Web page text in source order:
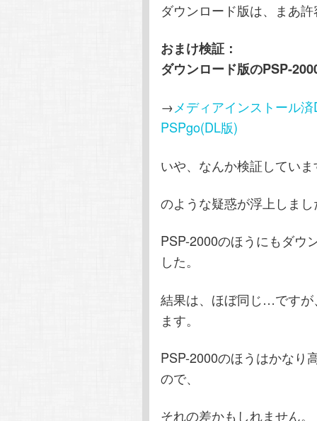
ダウンロード版は、まあ
おまけ検証：
ダウンロード版のPSP-
→メディアインストール
PSPgo(DL版)
いや、なんか検証してい
のような疑惑が浮上しま
PSP-2000のほうにもダウ
した。
結果は、ほぼ同じ…ですが
ます。
PSP-2000のほうはかなり
ので、
それの差かもしれません。